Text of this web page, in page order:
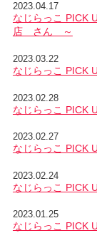
2023.04.17
なじらっこ PICK
店 さん ～
2023.03.22
なじらっこ
2023.02.28
なじらっこ
2023.02.27
なじらっこ
2023.02.24
なじらっこ
2023.01.25
なじらっこ